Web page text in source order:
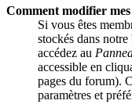
Comment modifier
Si vous êtes
stockés dans
accédez au
accessible en
pages du forum).
paramètres et